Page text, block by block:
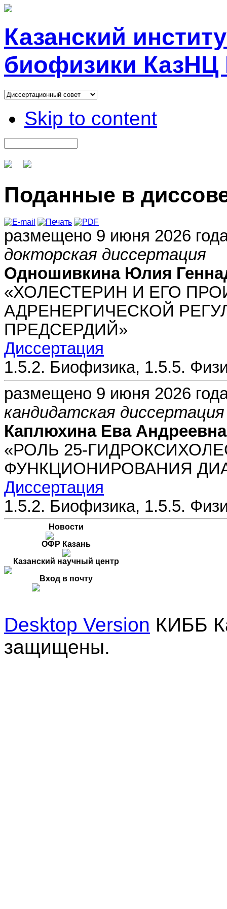
Казанский
биофизики
Skip to content
Поданные в
размещено 9 июня 2026
докторская диссертация
Одношивкина Юлия
«ХОЛЕСТЕРИН И ЕГО
АДРЕНЕРГИЧЕСКОЙ
ПРЕДСЕРДИЙ»
Диссертация
1.5.2. Биофизика, 1.5.5.
размещено 9 июня 2026
кандидатская диссертация
Каплюхина Ева Андреевна
«РОЛЬ 25-
ФУНКЦИОНИРОВАНИЯ
Диссертация
1.5.2. Биофизика, 1.5.5.
Новости
ОФР Казань
Казанский научный центр
Вход в почту
Desktop Version КИББ
защищены.